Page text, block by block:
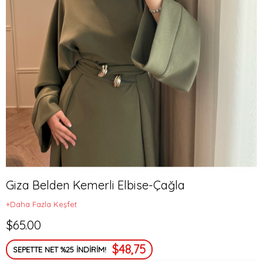
Giza Belden Kemerli Elbise-Çağla
+Daha Fazla Keşfet
$65.00
SEPETTE NET %25 İNDİRİM! $48,75